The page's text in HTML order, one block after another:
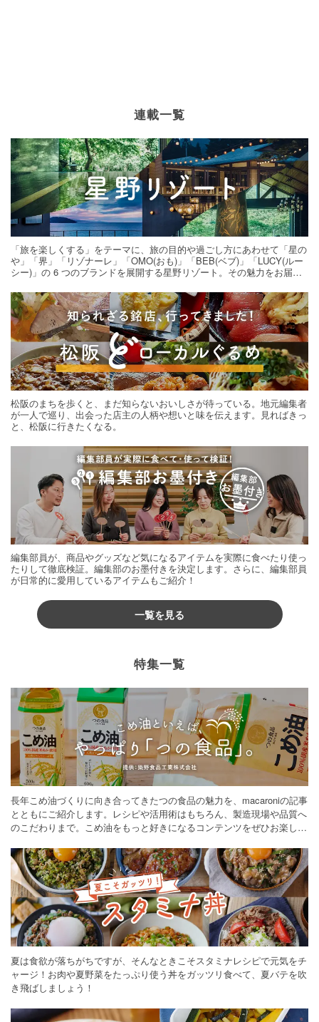
連載一覧
「旅を楽しくする」をテーマに、旅の目的や過ごし方にあわせて「星の
や」「界」「リゾナーレ」「OMO(おも)」「BEB(ベブ)」「LUCY(ルー
シー)」の 6 つのブランドを展開する星野リゾート。その魅力をお届け
松阪のまちを歩くと、まだ知らないおいしさが待っている。地元編集者
が一人で巡り、出会った店主の人柄や想いと味を伝えます。見ればきっ
と、松阪に行きたくなる。
編集部員が、商品やグッズなど気になるアイテムを実際に食べたり使っ
たりして徹底検証。編集部のお墨付きを決定します。さらに、編集部員
が日常的に愛用しているアイテムもご紹介！
一覧を見る
特集一覧
長年こめ油づくりに向き合ってきたつの食品の魅力を、macaroniの記事
とともにご紹介します。レシピや活用術はもちろん、製造現場や品質へ
のこだわりまで。こめ油をもっと好きになるコンテンツをぜひお楽しみ
夏は食欲が落ちがちですが、そんなときこそスタミナレシピで元気をチ
ャージ！お肉や夏野菜をたっぷり使う丼をガッツリ食べて、夏バテを吹
き飛ばしましょう！